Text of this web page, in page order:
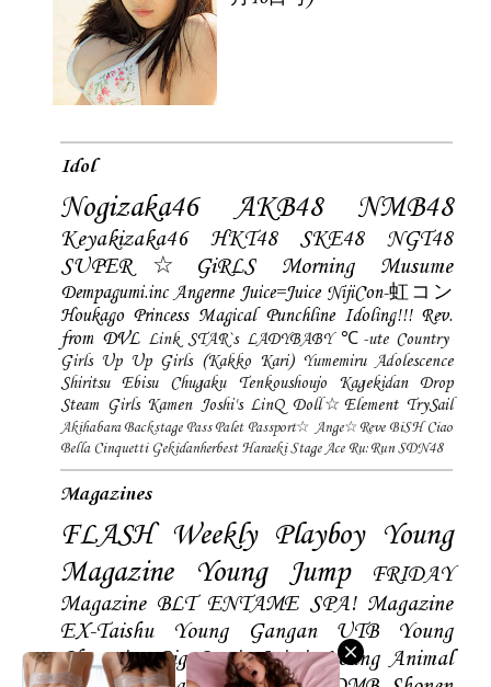
Idol
Nogizaka46 AKB48 NMB48
Keyakizaka46 HKT48 SKE48
NGT48
SUPER☆GiRLS
Morning Musume
Dempagumi.inc Angerme Juice=Juice NijiCon-虹コン
Houkago Princess Magical Punchline Idoling!!! Rev.
from DVL Link STAR`s LADYBABY ℃-ute Country
Girls Up Up Girls (Kakko Kari) Yumemiru Adolescence
Shiritsu Ebisu Chugaku
Tenkoushoujo Kagekidan
Drop
Steam Girls Kamen Joshi's LinQ Doll☆Element TrySail
Akihabara Backstage Pass Palet Passport☆ Ange☆Reve BiSH Ciao
Bella Cinquetti Gekidanherbest Haraeki Stage Ace Ru:Run SDN48
Magazines
FLASH Weekly Playboy Young
Magazine
Young Jump
FRIDAY
Magazine BLT ENTAME SPA! Magazine
EX-Taishu
Young Gangan UTB
Young
Champion Big Comic Spirtis Young Animal